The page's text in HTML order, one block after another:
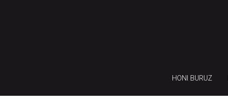
HONI BURUZ